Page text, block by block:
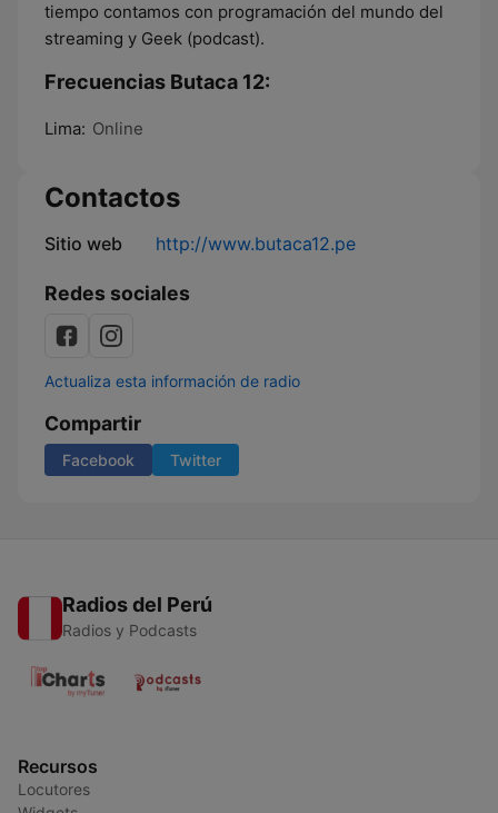
tiempo contamos con programación del mundo del
streaming y Geek (podcast).
Frecuencias Butaca 12:
Lima: Online
Contactos
Sitio web http://www.butaca12.pe
Redes sociales
Actualiza esta información de radio
Compartir
Facebook Twitter
Radios del Perú
Radios y Podcasts
Recursos
Locutores